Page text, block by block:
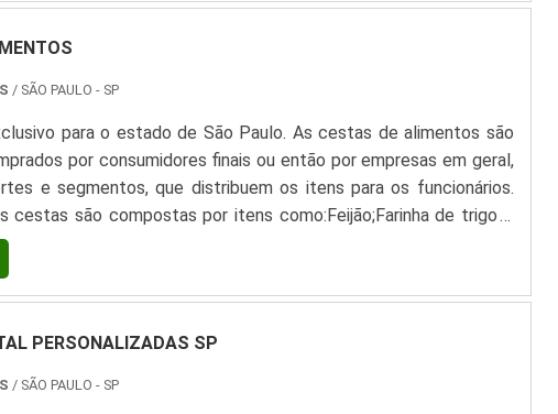
/ SÃO PAULO - SP
para o estado de São Paulo. As cestas de alimentos são
por consumidores finais ou então por empresas em geral,
e segmentos, que distribuem os itens para os funcionários.
cestas são compostas por itens como:Feijão;Farinha de trigo e
é comum a
em épocas festivas como o Natal, c...
PERSONALIZADAS SP
/ SÃO PAULO - SP